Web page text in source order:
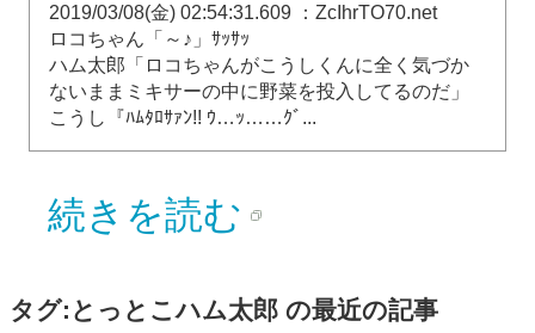
2019/03/08(金) 02:54:31.609 ：ZcIhrTO70.net
ロコちゃん「～♪」ｻｯｻｯ
ハム太郎「ロコちゃんがこうしくんに全く気づか
ないままミキサーの中に野菜を投入してるのだ」
こうし『ﾊﾑﾀﾛｻｧﾝ!! ｳ…ｯ……ｸﾞ...
続きを読む
タグ:とっとこハム太郎 の最近の記事